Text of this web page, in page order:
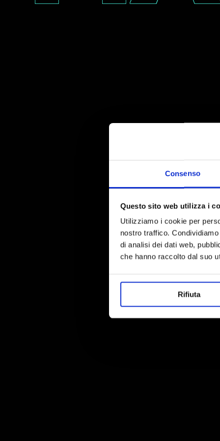
Consenso
Questo sito web utilizza i
Utilizziamo i cookie per
nostro traffico.
di analisi dei dati web,
che hanno raccolto dal suo
Rifiuta